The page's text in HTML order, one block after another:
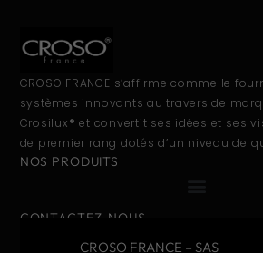
CROSO FRANCE s’affirme comme le
systèmes innovants au travers de
Crosilux® et convertit ses idées et ses
de premier rang dotés d’un niveau de
NOS PRODUITS
CONTACTEZ-NOUS
CROSO FRANCE – SAS